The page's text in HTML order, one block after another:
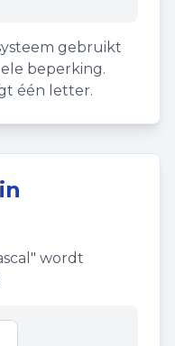
gebruikt
beperking.
één letter.
in
" wordt